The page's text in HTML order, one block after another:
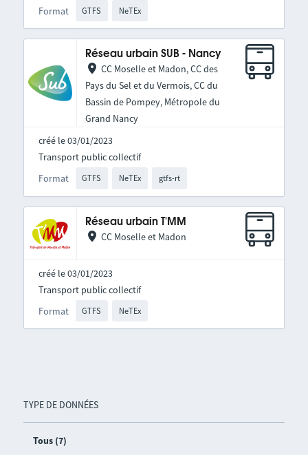
TYPE DE DONNÉES
Tous (7)
Format GTFS NeTEx
Réseau urbain SUB - Nancy
CC Moselle et Madon, CC des
Pays du Sel et du Vermois, CC du
Bassin de Pompey, Métropole du
Grand Nancy
créé le 03/01/2023
Format GTFS NeTEx gtfs-rt
Transport public collectif
Réseau urbain T'MM
CC Moselle et Madon
créé le 03/01/2023
Format GTFS NeTEx
Transport public collectif